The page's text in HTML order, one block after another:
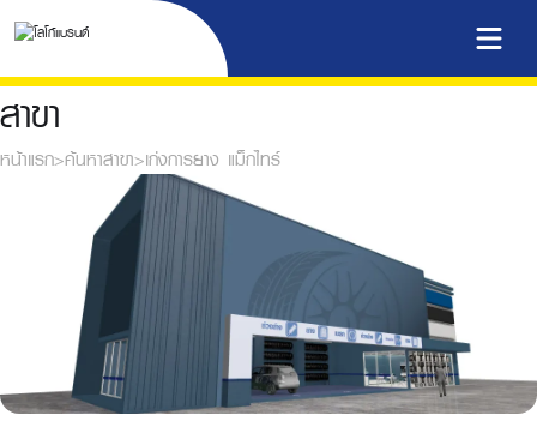
สาขา
หน้าแรก>ค้นหาสาขา>เก่งการยาง แม็กไทร์